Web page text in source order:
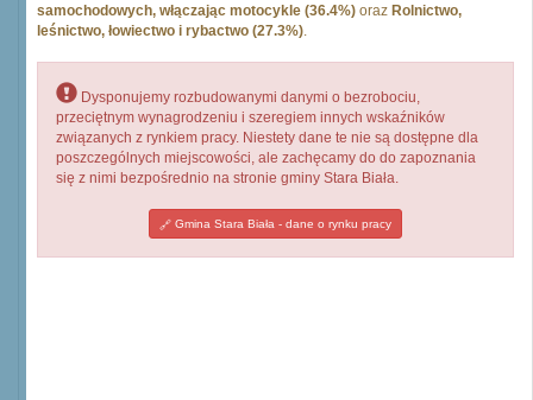
samochodowych, włączając motocykle (36.4%) oraz Rolnictwo,
leśnictwo, łowiectwo i rybactwo (27.3%).
Dysponujemy rozbudowanymi danymi o bezrobociu,
przeciętnym wynagrodzeniu i szeregiem innych wskaźników
związanych z rynkiem pracy. Niestety dane te nie są dostępne dla
poszczególnych miejscowości, ale zachęcamy do do zapoznania
się z nimi bezpośrednio na stronie gminy Stara Biała.
Gmina Stara Biała - dane o rynku pracy